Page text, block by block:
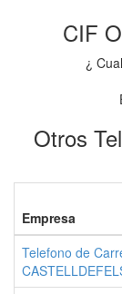
CIF
¿
Otros
Empresa
Telefono de